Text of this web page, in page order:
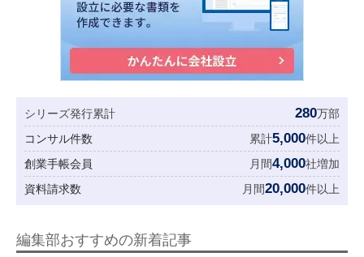
シリーズ発行累計 280万部
コンサル件数
累計5,000件以上
創業手帳会員
月間4,000社増加
資料請求数
月間20,000件以上
編集部おすすめの新着記事